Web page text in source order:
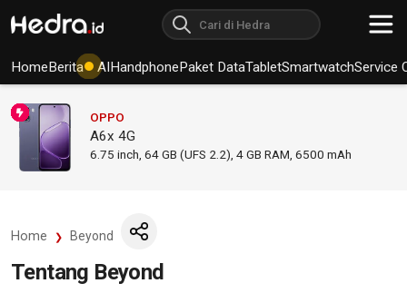
HomeBerita AIHandphonePaket DataTabletSmartwatchService
OPPO
A6x 4G
6.75 inch, 64 GB (UFS 2.2), 4 GB RAM 6500 mAh
Home Beyond
Tentang Beyond